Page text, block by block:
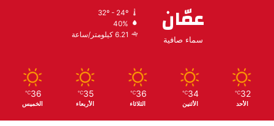
عمّان
سماء صافية
32º - 24º
40%
6.21 كيلومتر/ساعة
32
℃
الأحد
34
℃
الأثنين
36
℃
الثلاثاء
35
℃
الأربعاء
36
℃
الخميس